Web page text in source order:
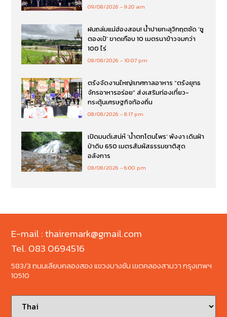
09/08/2026 9:20 am
ฝนถล่มแม่ฮ่องสอน! น้ำปายทะลุวิกฤตซัด ‘ซู
ตองเป้’ ขาดเกือบ 10 เมตรนาข้าวจมกว่า
100 ไร่
08/08/2026 10:07 pm
ตรังจัดงานใหญ่!เทศกาลอาหาร “ตรังยุทธ
จักรอาหารอร่อย” ส่งเสริมท่องเที่ยว-
กระตุ้นเศรษฐกิจท้องถิ่น
08/08/2026 8:17 pm
เปิดมนต์เสน่ห์ ‘น้ำตกโตนไพร’ พังงา เดินฝ่า
ป่าดิบ 650 เมตรสัมผัสธรรมชาติสุด
อลังการ
08/08/2026 6:00 pm
E-mail : thairemark@gmail.com
Tel. 083 0694516
583/3 ถนนเลียบคลองสอง แขวงบางชัน เขตคลองสามวา กรุงเทพฯ
10510